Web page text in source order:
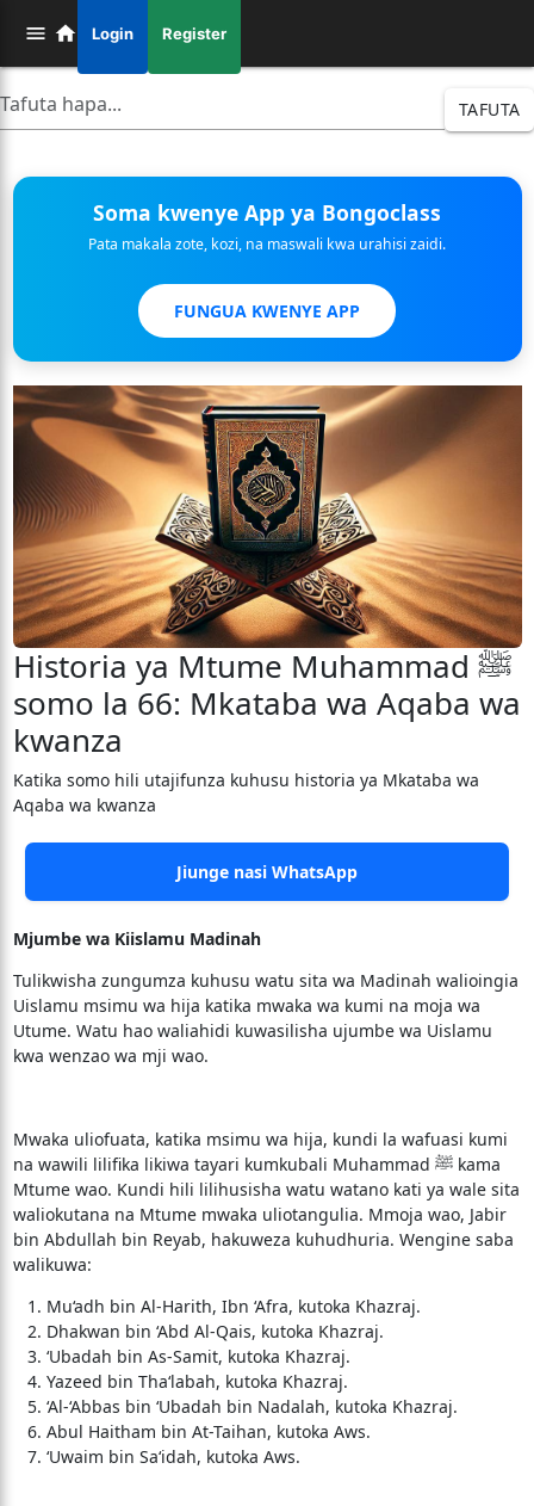
Login Register
TAFUTA
Soma kwenye App ya Bongoclass
Pata makala zote, kozi, na maswali kwa urahisi zaidi.
FUNGUA KWENYE APP
Historia ya Mtume Muhammad ﷺ
somo la 66: Mkataba wa Aqaba wa
kwanza
Katika somo hili utajifunza kuhusu historia ya Mkataba wa
Aqaba wa kwanza
Jiunge nasi WhatsApp
Mjumbe wa Kiislamu Madinah
Tulikwisha zungumza kuhusu watu sita wa Madinah walioingia
Uislamu msimu wa hija katika mwaka wa kumi na moja wa
Utume. Watu hao waliahidi kuwasilisha ujumbe wa Uislamu
kwa wenzao wa mji wao.
Mwaka uliofuata, katika msimu wa hija, kundi la wafuasi kumi
na wawili lilifika likiwa tayari kumkubali Muhammad ﷺ kama
Mtume wao. Kundi hili lilihusisha watu watano kati ya wale sita
waliokutana na Mtume mwaka uliotangulia. Mmoja wao, Jabir
bin Abdullah bin Reyab, hakuweza kuhudhuria. Wengine saba
walikuwa:
Mu‘adh bin Al-Harith, Ibn ‘Afra, kutoka Khazraj.
Dhakwan bin ‘Abd Al-Qais, kutoka Khazraj.
‘Ubadah bin As-Samit, kutoka Khazraj.
Yazeed bin Tha‘labah, kutoka Khazraj.
‘Al-‘Abbas bin ‘Ubadah bin Nadalah, kutoka Khazraj.
Abul Haitham bin At-Taihan, kutoka Aws.
‘Uwaim bin Sa‘idah, kutoka Aws.